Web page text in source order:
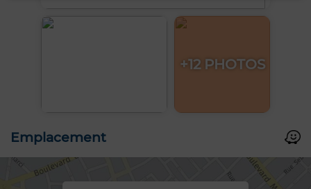
+12 PHOTOS
Emplacement